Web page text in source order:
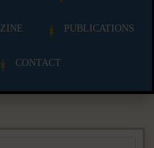
PUBLICATIONS
CONTACT